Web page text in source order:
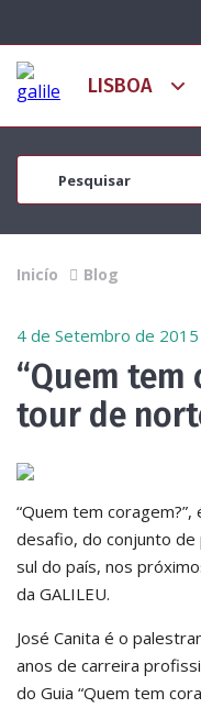
Inicío Blog
4 de Setembro de 2015
“Quem tem
tour de
“Quem tem
desafio, do conjunto
sul do país, nos
da GALILEU.
José Canita é o
anos de carreira
do Guia “Quem tem